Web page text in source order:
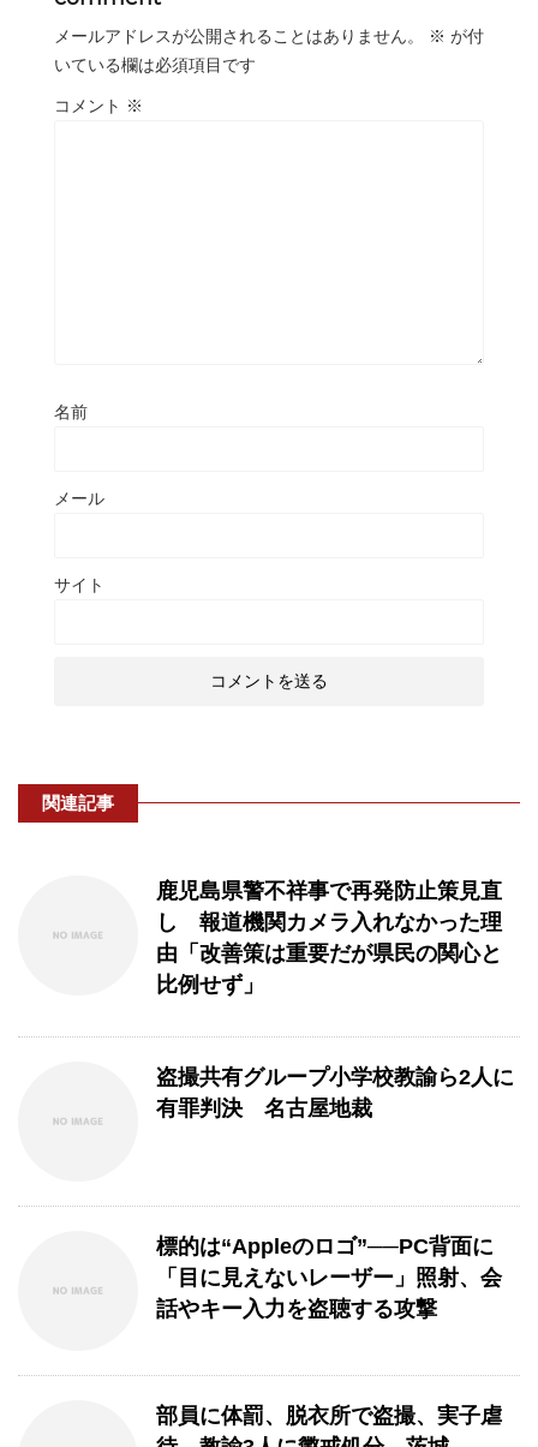
メールアドレスが公開されることはありません。 ※ が付
いている欄は必須項目です
コメント ※
名前
メール
サイト
関連記事
鹿児島県警不祥事で再発防止策見直
し 報道機関カメラ入れなかった理
由「改善策は重要だが県民の関心と
比例せず」
盗撮共有グループ小学校教諭ら2人に
有罪判決 名古屋地裁
標的は“Appleのロゴ”──PC背面に
「目に見えないレーザー」照射、会
話やキー入力を盗聴する攻撃
部員に体罰、脱衣所で盗撮、実子虐